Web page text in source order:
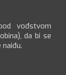
vođstvom
da bi se